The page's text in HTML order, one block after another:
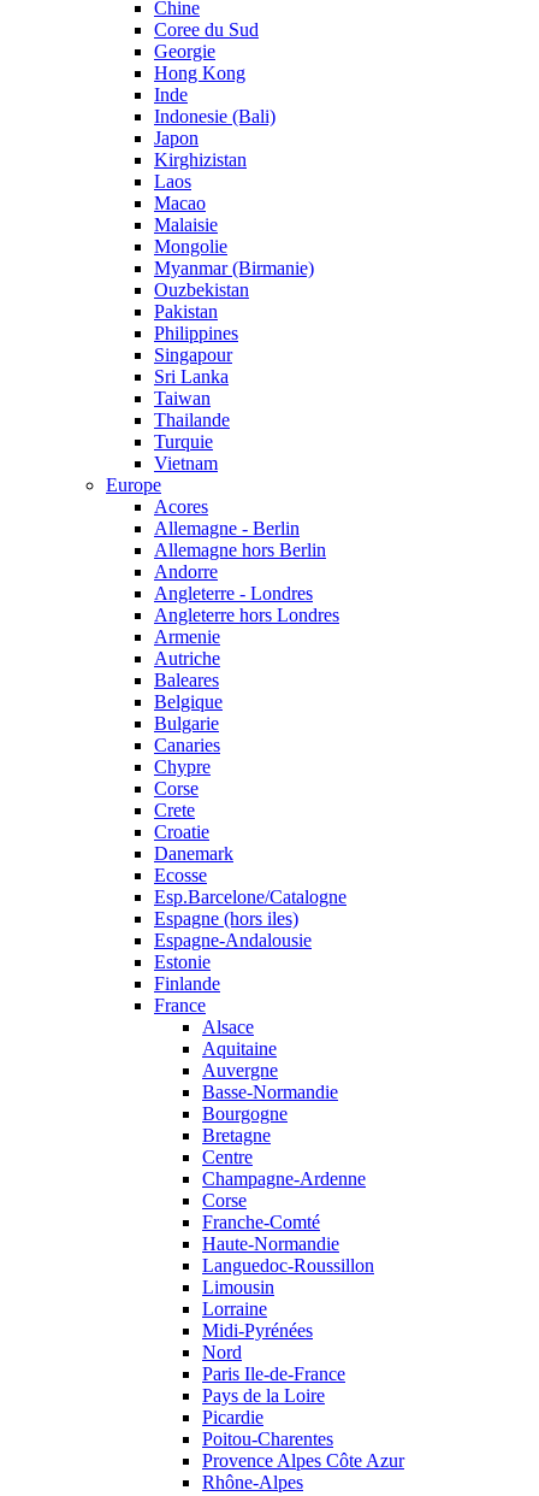
Chine
Coree du Sud
Georgie
Hong Kong
Inde
Indonesie (Bali)
Japon
Kirghizistan
Laos
Macao
Malaisie
Mongolie
Myanmar (Birmanie)
Ouzbekistan
Pakistan
Philippines
Singapour
Sri Lanka
Taiwan
Thailande
Turquie
Vietnam
Europe
Acores
Allemagne - Berlin
Allemagne hors Berlin
Andorre
Angleterre - Londres
Angleterre hors Londres
Armenie
Autriche
Baleares
Belgique
Bulgarie
Canaries
Chypre
Corse
Crete
Croatie
Danemark
Ecosse
Esp.Barcelone/Catalogne
Espagne (hors iles)
Espagne-Andalousie
Estonie
Finlande
France
Alsace
Aquitaine
Auvergne
Basse-Normandie
Bourgogne
Bretagne
Centre
Champagne-Ardenne
Corse
Franche-Comté
Haute-Normandie
Languedoc-Roussillon
Limousin
Lorraine
Midi-Pyrénées
Nord
Paris Ile-de-France
Pays de la Loire
Picardie
Poitou-Charentes
Provence Alpes Côte Azur
Rhône-Alpes